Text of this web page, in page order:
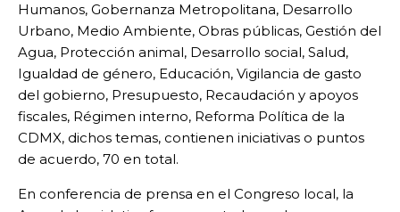
Humanos, Gobernanza Metropolitana, Desarrollo
Urbano, Medio Ambiente, Obras públicas, Gestión del
Agua, Protección animal, Desarrollo social, Salud,
Igualdad de género, Educación, Vigilancia de gasto
del gobierno, Presupuesto, Recaudación y apoyos
fiscales, Régimen interno, Reforma Política de la
CDMX, dichos temas, contienen iniciativas o puntos
de acuerdo, 70 en total.
En conferencia de prensa en el Congreso local, la